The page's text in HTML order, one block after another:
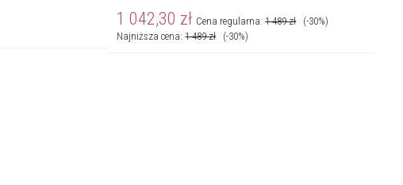
1 042,30 zł Cena regularna:1 489 zł
(-30%)
Najniższa cena:1 489 zł (-30%)